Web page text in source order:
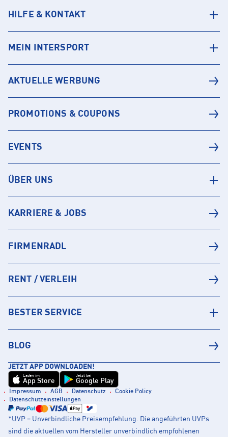
HILFE & KONTAKT
MEIN INTERSPORT
AKTUELLE WERBUNG
PROMOTIONS & COUPONS
EVENTS
ÜBER UNS
KARRIERE & JOBS
FIRMENRADL
RENT / VERLEIH
BESTER SERVICE
BLOG
JETZT APP DOWNLOADEN!
Laden im
App Store
Jetzt bei
Google Play
Impressum AGB Datenschutz
Cookie Policy
Datenschutzeinstellungen
*UVP = Unverbindliche Preisempfehlung. Die angeführten UVPs
sind die aktuellen vom Hersteller unverbindlich empfohlenen